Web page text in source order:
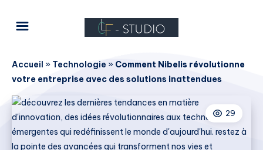
Accueil » Technologie » Comment Nibelis révolutionne
votre entreprise avec des solutions inattendues
29